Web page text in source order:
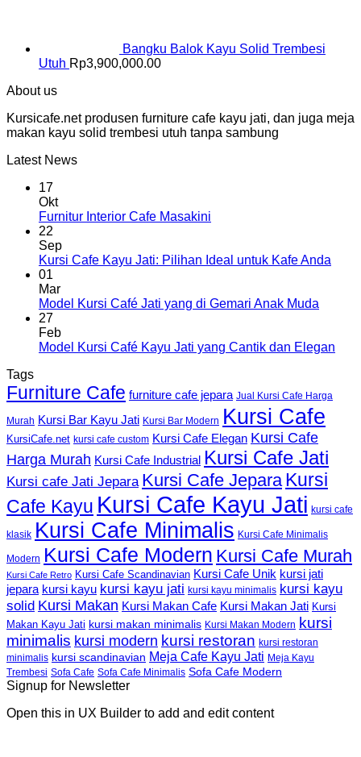
Bangku Balok Kayu Solid Trembesi
Utuh Rp3,900,000.00
About us
Kursicafe.net produsen furniture cafe kayu jati, dan juga meja
makan kayu solid trembesi utuh tanpa sambung
Latest News
17
Okt
Furnitur Interior Cafe Masakini
22
Sep
Kursi Cafe Kayu Jati: Pilihan Ideal untuk Kafe Anda
01
Mar
Model Kursi Café Jati yang di Gemari Anak Muda
27
Feb
Model Kursi Café Kayu Jati yang Cantik dan Elegan
Tags
Furniture Cafe furniture cafe jepara Jual Kursi Cafe Harga
Murah Kursi Bar Kayu Jati Kursi Bar Modern Kursi Cafe
KursiCafe.net kursi cafe custom Kursi Cafe Elegan Kursi Cafe
Harga Murah Kursi Cafe Industrial Kursi Cafe Jati
Kursi cafe Jati Jepara Kursi Cafe Jepara Kursi
Cafe Kayu Kursi Cafe Kayu Jati kursi cafe
klasik Kursi Cafe Minimalis Kursi Cafe Minimalis
Modern Kursi Cafe Modern Kursi Cafe Murah
Kursi Cafe Retro Kursi Cafe Scandinavian Kursi Cafe Unik kursi jati
jepara kursi kayu kursi kayu jati kursi kayu minimalis kursi kayu
solid Kursi Makan Kursi Makan Cafe Kursi Makan Jati Kursi
Makan Kayu Jati kursi makan minimalis Kursi Makan Modern
kursi
minimalis kursi modern kursi restoran kursi restoran
minimalis kursi scandinavian Meja Cafe Kayu Jati Meja Kayu
Trembesi Sofa Cafe Sofa Cafe Minimalis Sofa Cafe Modern
Signup for Newsletter
Open this in UX Builder to add and edit content